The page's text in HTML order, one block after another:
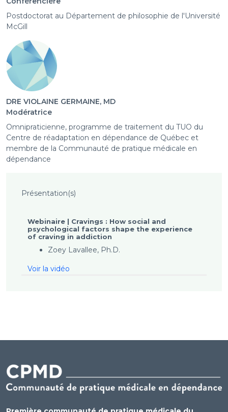
Postdoctorat au Département de philosophie de l'Université
McGill
DRE VIOLAINE GERMAINE, MD
Modératrice
Omnipraticienne, programme de traitement du TUO du
Centre de réadaptation en dépendance de Québec et
membre de la Communauté de pratique médicale en
dépendance
Présentation(s)
Webinaire | Cravings : How social and
psychological factors shape the experience
of craving in addiction
Zoey Lavallee, Ph.D.
Voir la vidéo